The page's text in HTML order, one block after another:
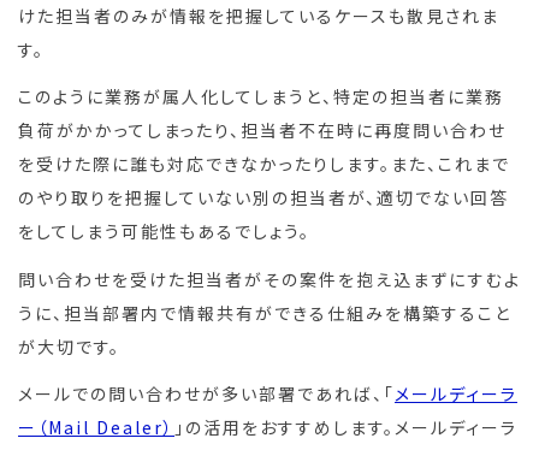
けた担当者のみが情報を把握しているケースも散見されま
す。
このように業務が属人化してしまうと、特定の担当者に業務
負荷がかかってしまったり、担当者不在時に再度問い合わせ
を受けた際に誰も対応できなかったりします。また、これまで
のやり取りを把握していない別の担当者が、適切でない回答
をしてしまう可能性もあるでしょう。
問い合わせを受けた担当者がその案件を抱え込まずにすむよ
うに、担当部署内で情報共有ができる仕組みを構築すること
が大切です。
メールでの問い合わせが多い部署であれば、「 メールディーラ
ー（Mail Dealer） 」の活用をおすすめします。メールディーラ